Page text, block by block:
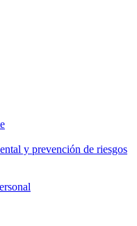
y prevención de riesgos